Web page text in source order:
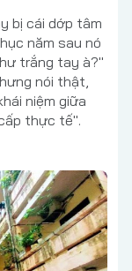
bị cái dớp tâm
năm sau nó
trắng tay à?"
nói thật,
niệm giữa
thực tế".